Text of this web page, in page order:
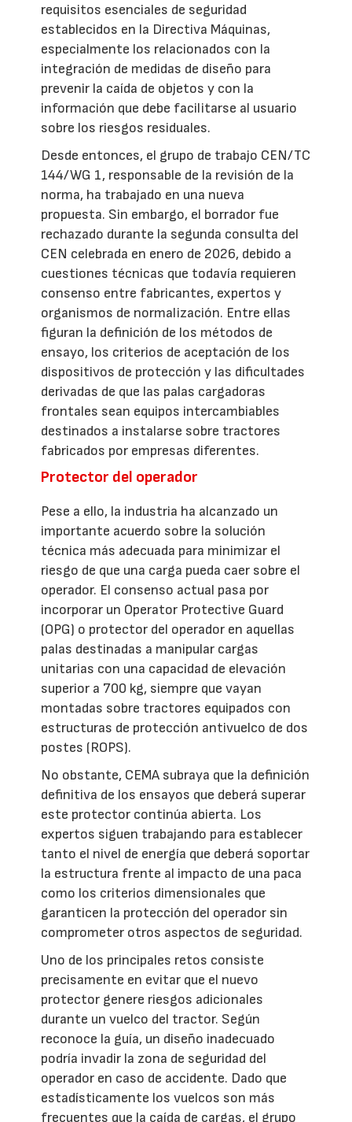
requisitos esenciales de seguridad
establecidos en la Directiva Máquinas,
especialmente los relacionados con la
integración de medidas de diseño para
prevenir la caída de objetos y con la
información que debe facilitarse al usuario
sobre los riesgos residuales.
Desde entonces, el grupo de trabajo CEN/TC
144/WG 1, responsable de la revisión de la
norma, ha trabajado en una nueva
propuesta. Sin embargo, el borrador fue
rechazado durante la segunda consulta del
CEN celebrada en enero de 2026, debido a
cuestiones técnicas que todavía requieren
consenso entre fabricantes, expertos y
organismos de normalización. Entre ellas
figuran la definición de los métodos de
ensayo, los criterios de aceptación de los
dispositivos de protección y las dificultades
derivadas de que las palas cargadoras
frontales sean equipos intercambiables
destinados a instalarse sobre tractores
fabricados por empresas diferentes.
Protector del operador
Pese a ello, la industria ha alcanzado un
importante acuerdo sobre la solución
técnica más adecuada para minimizar el
riesgo de que una carga pueda caer sobre el
operador. El consenso actual pasa por
incorporar un Operator Protective Guard
(OPG) o protector del operador en aquellas
palas destinadas a manipular cargas
unitarias con una capacidad de elevación
superior a 700 kg, siempre que vayan
montadas sobre tractores equipados con
estructuras de protección antivuelco de dos
postes (ROPS).
No obstante, CEMA subraya que la definición
definitiva de los ensayos que deberá superar
este protector continúa abierta. Los
expertos siguen trabajando para establecer
tanto el nivel de energía que deberá soportar
la estructura frente al impacto de una paca
como los criterios dimensionales que
garanticen la protección del operador sin
comprometer otros aspectos de seguridad.
Uno de los principales retos consiste
precisamente en evitar que el nuevo
protector genere riesgos adicionales
durante un vuelco del tractor. Según
reconoce la guía, un diseño inadecuado
podría invadir la zona de seguridad del
operador en caso de accidente. Dado que
estadísticamente los vuelcos son más
frecuentes que la caída de cargas, el grupo